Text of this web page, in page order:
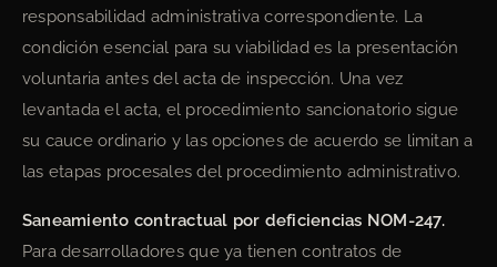
responsabilidad administrativa correspondiente. La
condición esencial para su viabilidad es la presentación
voluntaria antes del acta de inspección. Una vez
levantada el acta, el procedimiento sancionatorio sigue
su cauce ordinario y las opciones de acuerdo se limitan a
las etapas procesales del procedimiento administrativo.
Saneamiento contractual por deficiencias NOM-247.
Para desarrolladores que ya tienen contratos de